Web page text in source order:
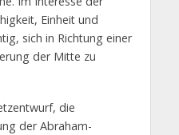
Einheit und
sich in Richtung einer
der Mitte zu
die
der Abraham-